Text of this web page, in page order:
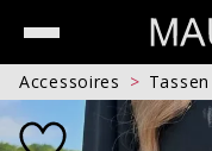
Accessoires Tassen